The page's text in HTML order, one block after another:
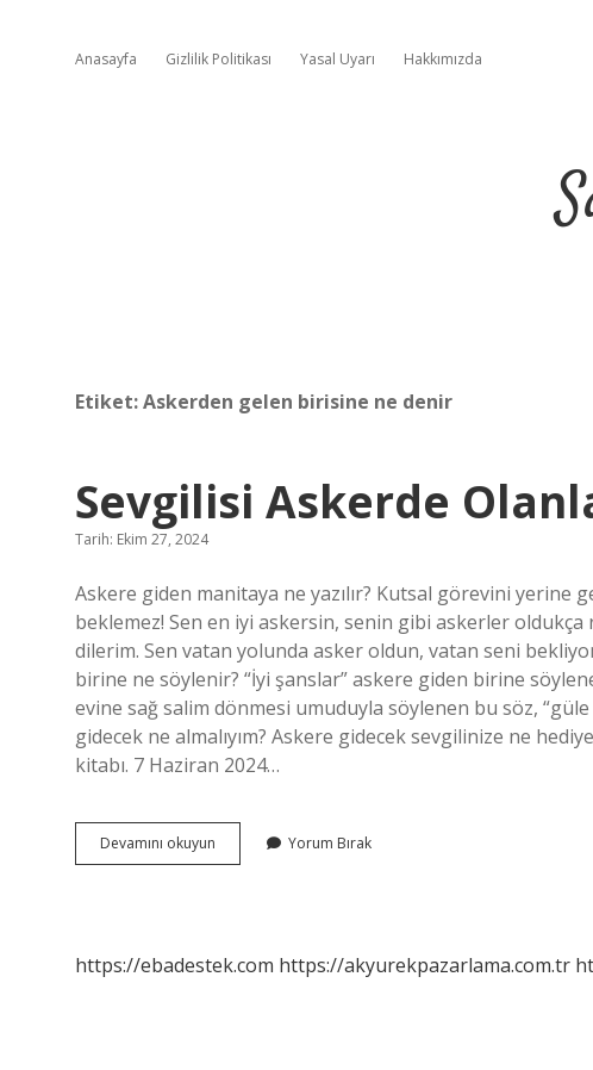
Anasayfa Gizlilik Politikası Yasal Uyarı Hakkımızda
Etiket:Askerden gelen birisine ne denir
Sevgilisi Askerde
Tarih: Ekim 27, 2024
Askere giden manitaya ne yazılır? Kutsal görevini yerine
beklemez! Sen en iyi askersin, senin gibi askerler
dilerim. Sen vatan yolunda asker oldun, vatan seni
birine ne söylenir? “İyi şanslar” askere giden birine
evine sağ salim dönmesi umuduyla söylenen bu söz,
gidecek ne almalıyım? Askere gidecek sevgilinize ne
kitabı. 7 Haziran 2024…
Devamını okuyun
Askerde
Yorum Bırak
https://ebadestek.com https://akyurekpazarlama.com.tr